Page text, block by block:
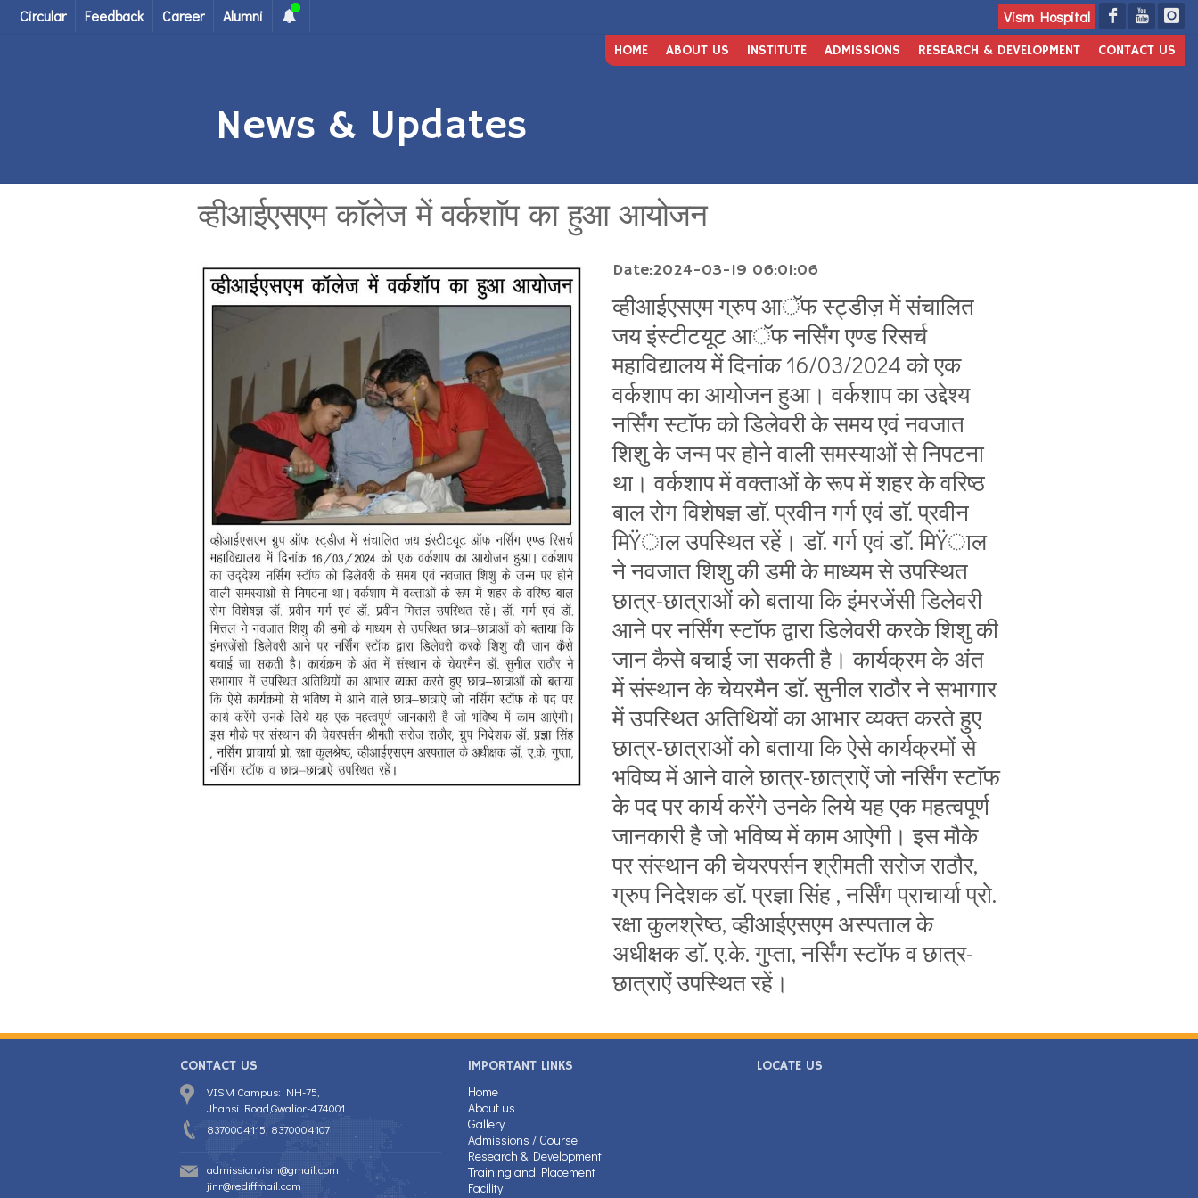
Circular Feedback Career Alumni Vism Hospital
HOME ABOUT US INSTITUTE ADMISSIONS RESEARCH & DEVELOPMENT CONTACT US
News & Updates
व्हीआईएसएम काॅलेज में वर्कशाॅप का हुआ आयोजन
Date:2024-03-19 06:01:06
व्हीआईएसएम ग्रुप आॅफ स्ट्डीज़ में संचालित
जय इंस्टीटयूट आॅफ नर्सिंग एण्ड रिसर्च
महाविद्यालय में दिनांक 16/03/2024 को एक
वर्कशाप का आयोजन हुआ। वर्कशाप का उद्देश्य
नर्सिंग स्टाॅफ को डिलेवरी के समय एवं नवजात
शिशु के जन्म पर होने वाली समस्याओं से निपटना
था। वर्कशाप में वक्ताओं के रूप में शहर के वरिष्ठ
बाल रोग विशेषज्ञ डाॅ. प्रवीन गर्ग एवं डाॅ. प्रवीन
मिŸाल उपस्थित रहें। डाॅ. गर्ग एवं डाॅ. मिŸाल
ने नवजात शिशु की डमी के माध्यम से उपस्थित
छात्र-छात्राओं को बताया कि इंमरजेंसी डिलेवरी
आने पर नर्सिंग स्टाॅफ द्वारा डिलेवरी करके शिशु की
जान कैसे बचाई जा सकती है। कार्यक्रम के अंत
में संस्थान के चेयरमैन डाॅ. सुनील राठौर ने सभागार
में उपस्थित अतिथियों का आभार व्यक्त करते हुए
छात्र-छात्राओं को बताया कि ऐसे कार्यक्रमों से
भविष्य में आने वाले छात्र-छात्राऐं जो नर्सिंग स्टाॅफ
के पद पर कार्य करेंगे उनके लिये यह एक महत्वपूर्ण
जानकारी है जो भविष्य में काम आऐगी। इस मौके
पर संस्थान की चेयरपर्सन श्रीमती सरोज राठौर,
ग्रुप निदेशक डाॅ. प्रज्ञा सिंह , नर्सिंग प्राचार्या प्रो.
रक्षा कुलश्रेष्ठ, व्हीआईएसएम अस्पताल के
अधीक्षक डाॅ. ए.के. गुप्ता, नर्सिंग स्टाॅफ व छात्र-
छात्राऐं उपस्थित रहें।
CONTACT US
VISM Campus: NH-75,
Jhansi Road,Gwalior-474001
8370004115, 8370004107
admissionvism@gmail.com
jinr@rediffmail.com
IMPORTANT LINKS
Home
About us
Gallery
Admissions / Course
Research & Development
Training and Placement
Facility
LOCATE US